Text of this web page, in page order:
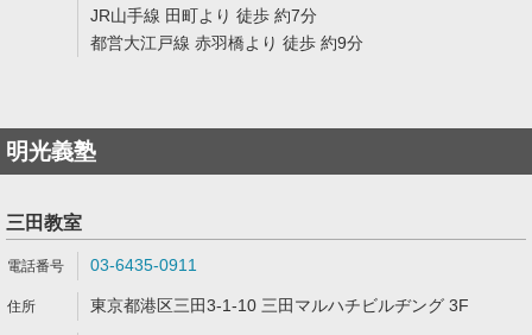
JR山手線 田町より 徒歩 約7分
都営大江戸線 赤羽橋より 徒歩 約9分
明光義塾
三田教室
03-6435-0911
東京都港区三田3-1-10 三田マルハチビルヂング 3F